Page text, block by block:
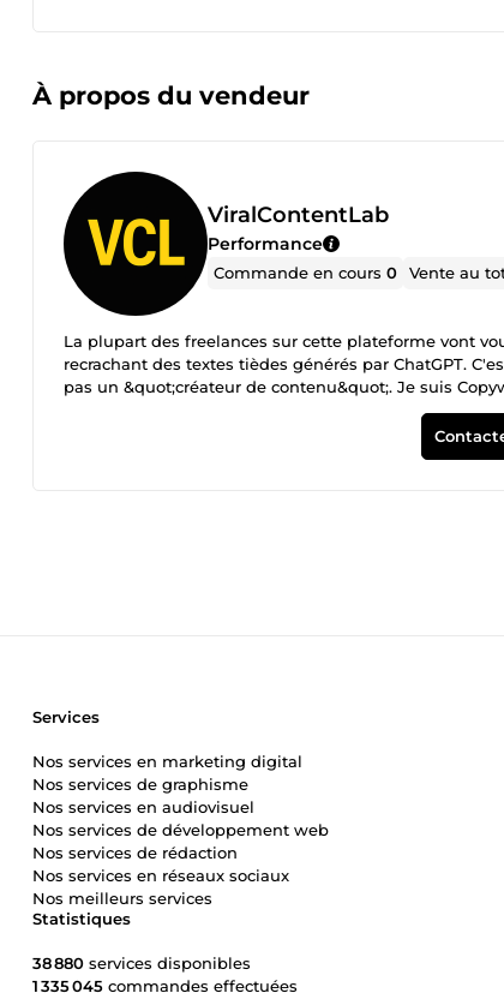
À propos du vendeur
ViralContentLab
Performance
Commande en cours0 Vente au
La plupart des freelances sur cette plateforme vont
recrachant des textes tièdes générés par ChatGPT.
pas un &quot;créateur de contenu&quot;. Je suis
métier est de prendre vos idées, votre expertise, et
24h/24 sur les réseaux sociaux. Comment je travaille
cognitive et les leviers d'action (Peur, Avidité, Statut)
Statistiques
38 880 services disponibles
1 335 045 commandes effectuées
Services
Nos services en marketing digital
Nos services de graphisme
Nos services en audiovisuel
Nos services de développement web
Nos services de rédaction
Nos services en réseaux sociaux
Nos meilleurs services